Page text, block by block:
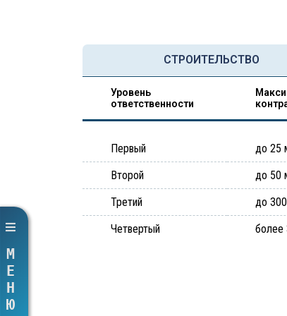
СТРОИТЕЛЬСТВО
Уровень
ответственности
Первый до 25
Второй
до 50
Третий
до
Четвертый
более
МЕНЮ